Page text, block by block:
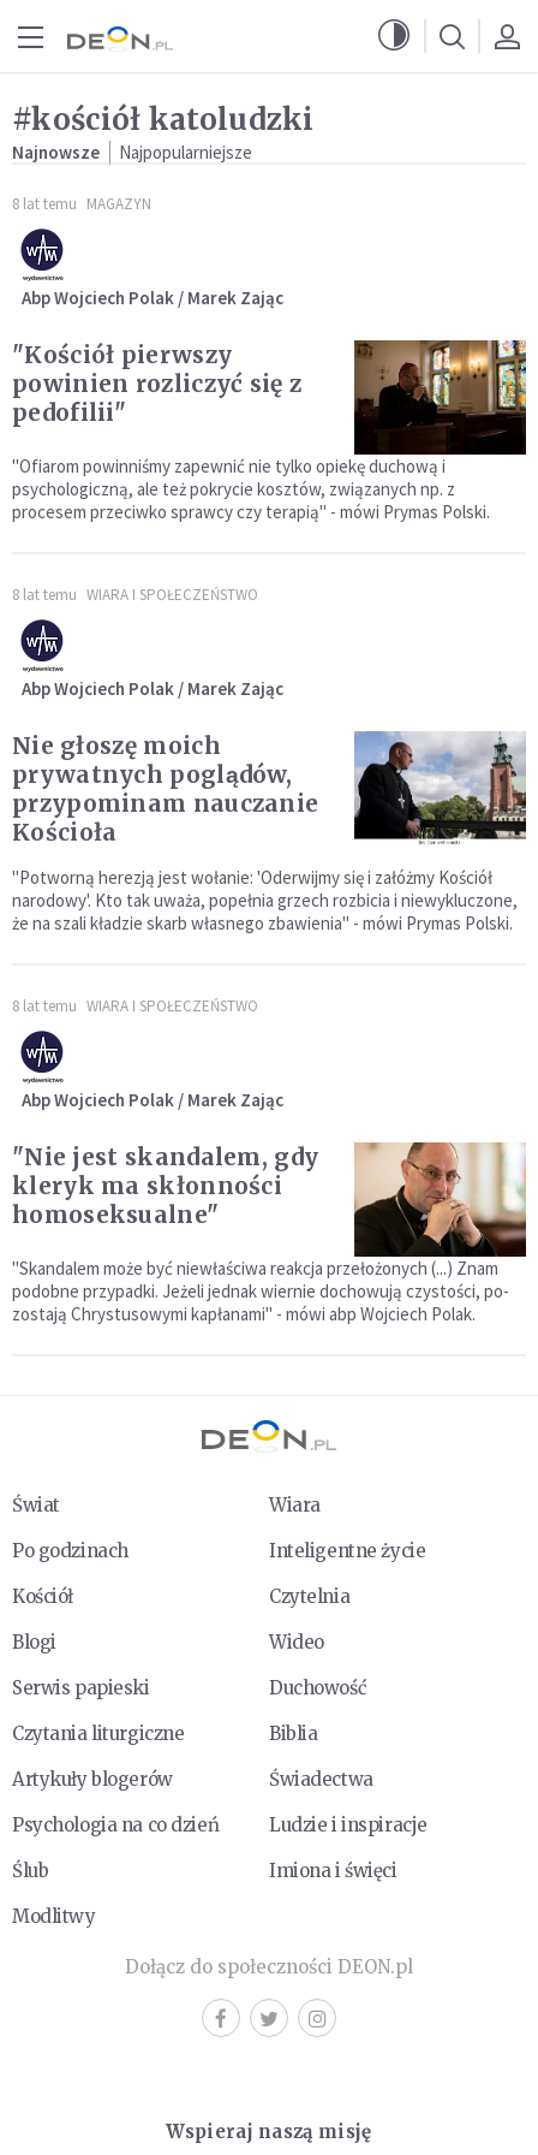
#kościół katoludzki
Najnowsze Najpopularniejsze
8 lat temu MAGAZYN
Abp Wojciech Polak / Marek Zając
"Kościół pierwszy
powinien rozliczyć się z
pedofilii"
"Ofiarom powinniśmy zapewnić nie tylko opiekę duchową i
psychologiczną, ale też pokrycie kosztów, związanych np. z
procesem przeciwko sprawcy czy terapią" - mówi Prymas Polski.
8 lat temu WIARA I SPOŁECZEŃSTWO
Abp Wojciech Polak / Marek Zając
Nie głoszę moich
prywatnych poglądów,
przypominam nauczanie
Kościoła
"Potworną herezją jest wołanie: 'Oderwijmy się i załóżmy Kościół
narodowy'. Kto tak uważa, popełnia grzech rozbicia i niewykluczone,
że na szali kładzie skarb własnego zbawienia" - mówi Prymas Polski.
8 lat temu WIARA I SPOŁECZEŃSTWO
Abp Wojciech Polak / Marek Zając
"Nie jest skandalem, gdy
kleryk ma skłon­ności
homoseksualne"
"Skandalem może być niewłaściwa reakcja przełożonych (...) Znam
podobne przypadki. Jeżeli jednak wiernie dochowują czystości, po­
zostają Chrystusowymi kapłanami" - mówi abp Wojciech Polak.
Świat
Wiara
Po godzinach
Inteligentne życie
Kościół
Czytelnia
Blogi
Wideo
Serwis papieski
Duchowość
Czytania liturgiczne
Biblia
Artykuły blogerów
Świadectwa
Psychologia na co dzień
Ludzie i inspiracje
Ślub
Imiona i święci
Modlitwy
Dołącz do społeczności DEON.pl
Wspieraj naszą misję